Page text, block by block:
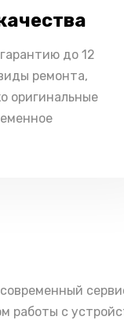
до 12
ремонта,
оригинальные
работы с